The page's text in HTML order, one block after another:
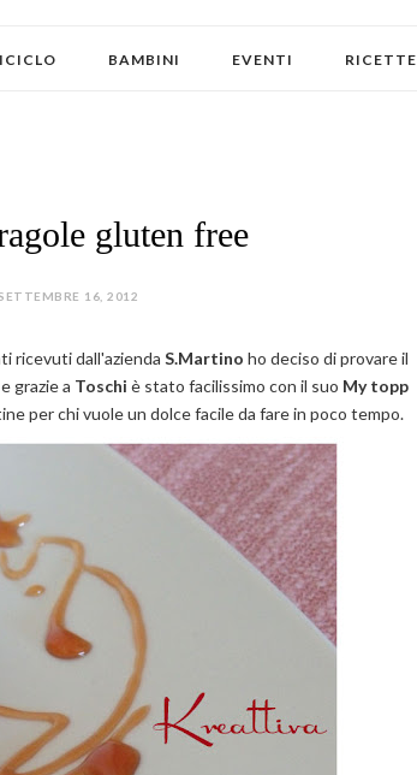
BAMBINI EVENTI RICETTE
gluten free
16, 2012
ricevuti dall'azienda S.Martino ho deciso di provare il
grazie a Toschi è stato facilissimo con il suo My topp
per chi vuole un dolce facile da fare in poco tempo.